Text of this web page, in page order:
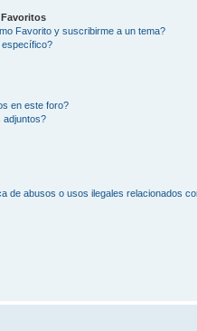
Favorito y suscribirme a un tema?
específico?
en este foro?
adjuntos?
de abusos o usos ilegales relacionados